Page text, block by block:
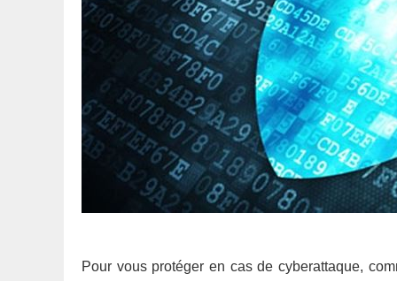
Pour vous protéger en cas de cyberattaque,